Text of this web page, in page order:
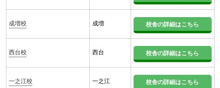
成増校 成増 校舎の詳細はこちら
西台校 西台 校舎の詳細はこちら
一之江校 一之江 校舎の詳細はこちら